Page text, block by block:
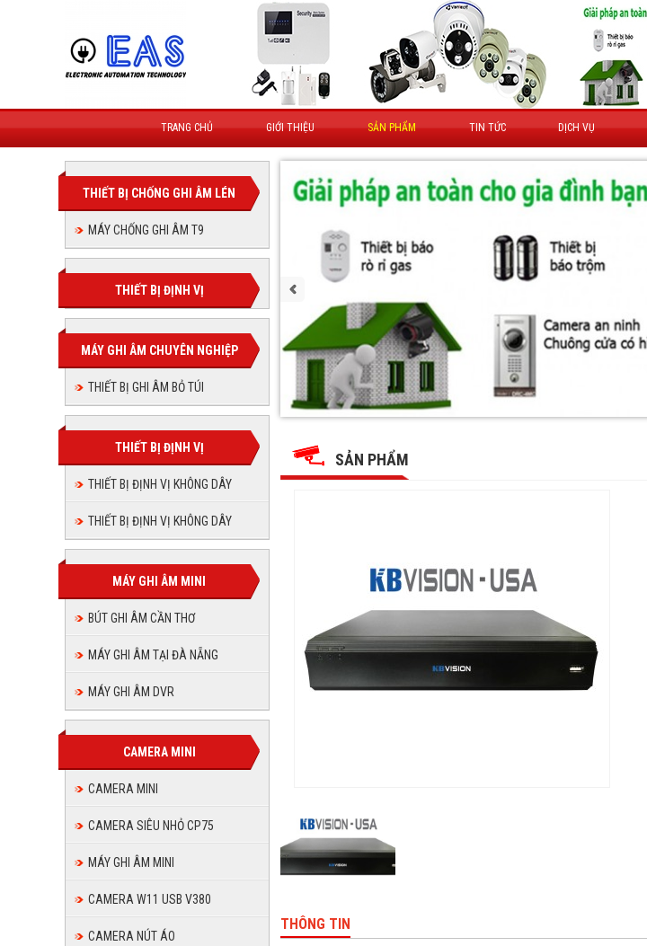
TRANG CHỦ GIỚI THIỆU SẢN PHẨM TIN TỨC DỊCH VỤ
THIẾT BỊ CHỐNG GHI ÂM LÉN
MÁY CHỐNG GHI ÂM T9
THIẾT BỊ ĐỊNH VỊ
MÁY GHI ÂM CHUYÊN NGHIỆP
THIẾT BỊ GHI ÂM BỎ TÚI
THIẾT BỊ ĐỊNH VỊ
THIẾT BỊ ĐỊNH VỊ KHÔNG DÂY
THIẾT BỊ ĐỊNH VỊ KHÔNG DÂY
MÁY GHI ÂM MINI
BÚT GHI ÂM CẦN THƠ
MÁY GHI ÂM TẠI ĐÀ NẴNG
MÁY GHI ÂM DVR
CAMERA MINI
CAMERA MINI
CAMERA SIÊU NHỎ CP75
MÁY GHI ÂM MINI
CAMERA W11 USB V380
CAMERA NÚT ÁO
Đầu
ghi
7116D5
kênh
Đầu
ghi
hình
Đầu
ghi
hình
Đầu
hình
KX-
Đầu
hình
KX-
7116D5
Đầu
hình
KX-
7116D5
16
SẢN PHẨM
THÔNG TIN